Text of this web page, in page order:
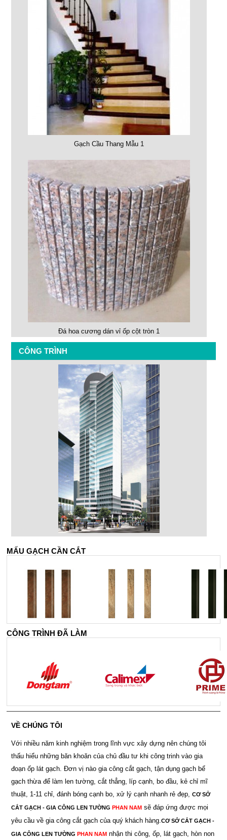
Gạch Cầu Thang Mẫu 1
Đá hoa cương dán vỉ ốp cột tròn 1
CÔNG TRÌNH
MẤU GẠCH CẦN CẮT
CÔNG TRÌNH ĐÃ LÀM
VỀ CHÚNG TÔI
Với nhiều năm kinh nghiệm trong lĩnh vực xây dựng nên chúng tôi
thấu hiểu những băn khoăn của chủ đầu tư khi công trinh vào gia
đoạn ốp lát gạch. Đơn vị nào gia công cắt gạch, tận dụng gạch bể
gạch thừa để làm len tường, cắt thẳng, líp cạnh, bo đầu, kẻ chỉ mĩ
thuật, 1-11 chỉ, đánh bóng cạnh bo, xử lý cạnh nhanh rẻ đẹp, CƠ SỞ
CẮT GẠCH - GIA CÔNG LEN TƯỜNG PHAN NAMsẽ đáp ứng được mọi
yêu cầu về gia công cắt gạch của quý khách hàng.CƠ SỞ CẮT GẠCH -
GIA CÔNG LEN TƯỜNG PHAN NAMnhận thi công, ốp, lát gạch, hòn non